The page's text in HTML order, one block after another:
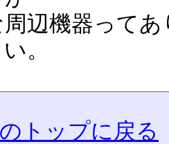
辺機器って
。
トップに戻る